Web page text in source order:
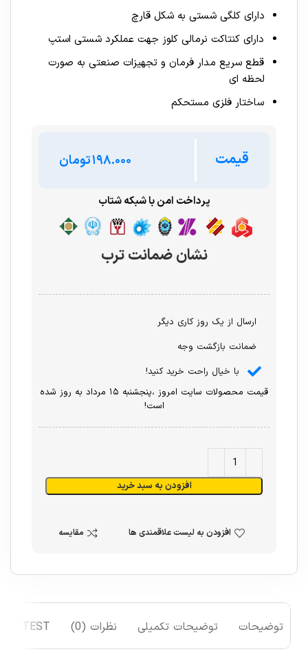
دارای کلگی شستی به شکل قارچ
دارای کنتاکت نرمالی کلوز جهت عملکرد شستی استپ
قطع سریع مدار فرمان و تجهیزات صنعتی به صورت
لحظه ای
ساختار فلزی مستحکم
قیمت تومان
پرداخت امن با شبکه شتاب
نشان ضمانت ترب
ارسال از یک روز کاری دیگر
ضمانت بازگشت وجه
با خیال راحت خرید کنید!
قیمت محصولات سایت امروز ،پنجشنبه ۱۵ مرداد به روز شده
است!
افزودن به سبد خرید
افزودن به لیست علاقمندی ها مقایسه
توضیحات توضیحات تکمیلی نظرات (0) TEST